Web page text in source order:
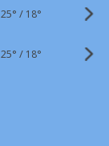
25° / 18°
25° / 18°